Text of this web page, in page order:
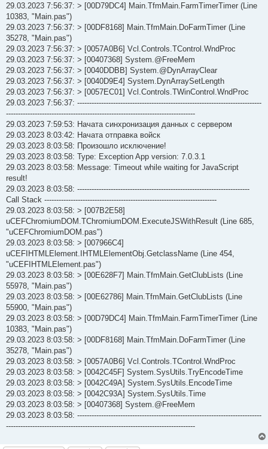
29.03.2023 7:56:37: > [00D79DC4] Main.TfmMain.FarmTimerTimer (Line
10383, "Main.pas")
29.03.2023 7:56:37: > [00DF8168] Main.TfmMain.DoFarmTimer (Line
35278, "Main.pas")
29.03.2023 7:56:37: > [0057A0B6] Vcl.Controls.TControl.WndProc
29.03.2023 7:56:37: > [00407368] System.@FreeMem
29.03.2023 7:56:37: > [0040DDBB] System.@DynArrayClear
29.03.2023 7:56:37: > [0040D9E4] System.DynArraySetLength
29.03.2023 7:56:37: > [0057EC01] Vcl.Controls.TWinControl.WndProc
29.03.2023 7:56:37: -----------------------------------------------------------------------------
-------------------------------------------------------------------------------
29.03.2023 7:59:53: Начата синхронизация данных с сервером
29.03.2023 8:03:42: Начата отправка войск
29.03.2023 8:03:58: Произошло исключение!
29.03.2023 8:03:58: Type: Exception App version: 7.0.3.1
29.03.2023 8:03:58: Message: Timeout while waiting for JavaScript
result!
29.03.2023 8:03:58: ------------------------------------------------------------------------
Call Stack ------------------------------------------------------------------------
29.03.2023 8:03:58: > [007B2E58]
uCEFChromiumDOM.TChromiumDOM.ExecuteJSWithResult (Line 685,
"uCEFChromiumDOM.pas")
29.03.2023 8:03:58: > [007966C4]
uCEFIHTMLElement.IHTMLElementObj.GetclassName (Line 454,
"uCEFIHTMLElement.pas")
29.03.2023 8:03:58: > [00E628F7] Main.TfmMain.GetClubLists (Line
55978, "Main.pas")
29.03.2023 8:03:58: > [00E62786] Main.TfmMain.GetClubLists (Line
55900, "Main.pas")
29.03.2023 8:03:58: > [00D79DC4] Main.TfmMain.FarmTimerTimer (Line
10383, "Main.pas")
29.03.2023 8:03:58: > [00DF8168] Main.TfmMain.DoFarmTimer (Line
35278, "Main.pas")
29.03.2023 8:03:58: > [0057A0B6] Vcl.Controls.TControl.WndProc
29.03.2023 8:03:58: > [0042C45F] System.SysUtils.TryEncodeTime
29.03.2023 8:03:58: > [0042C49A] System.SysUtils.EncodeTime
29.03.2023 8:03:58: > [0042C93A] System.SysUtils.Time
29.03.2023 8:03:58: > [00407368] System.@FreeMem
29.03.2023 8:03:58: -----------------------------------------------------------------------------
-------------------------------------------------------------------------------